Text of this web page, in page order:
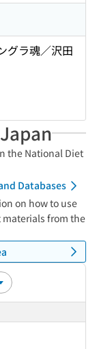
グラ魂／沢田
the National Diet
Databases
on how to use
from the